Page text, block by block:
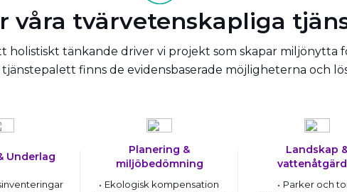
våra tvärvetenskapliga
holistiskt tänkande driver vi projekt som skapar miljönytta
finns de evidensbaserade möjligheterna och
Underlag
Planering &
miljöbedömning
Ekologisk kompensation
Landskap
Parker och